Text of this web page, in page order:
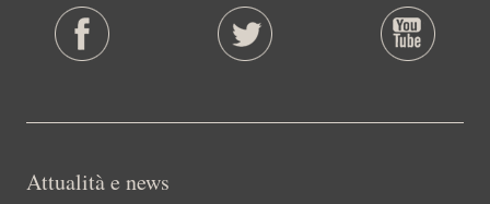
Attualità e news